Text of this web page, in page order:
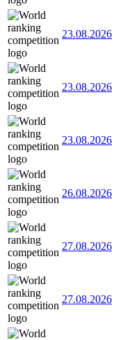
23.08.2026
23.08.2026
23.08.2026
26.08.2026
27.08.2026
27.08.2026